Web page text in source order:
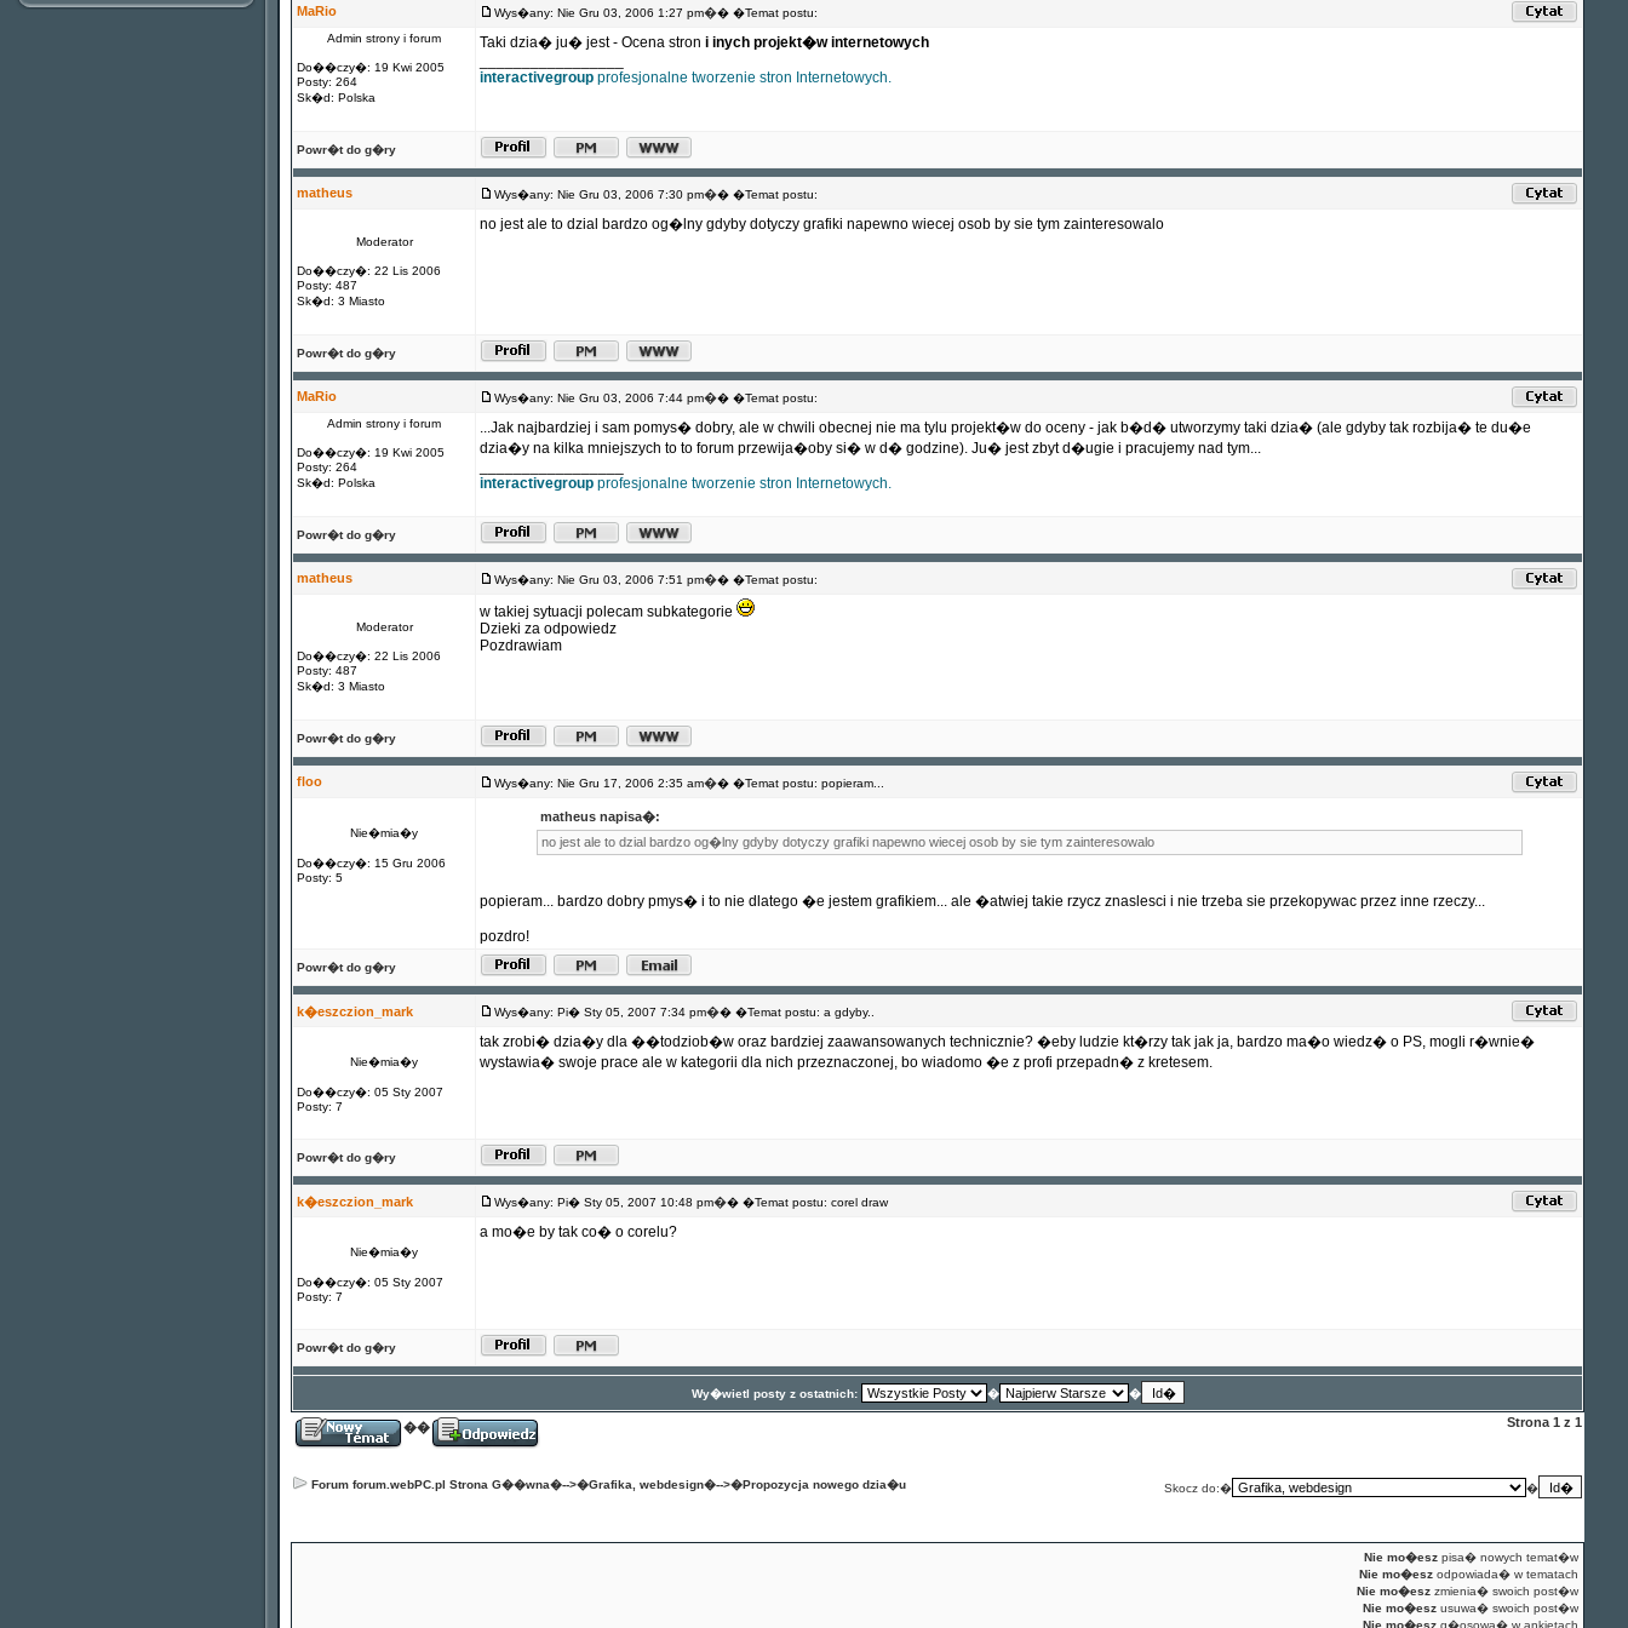
MaRio Wys�any: Nie Gru 03, 2006 1:27 pm�� �Temat postu:
Admin strony i forum
Do��czy�: 19 Kwi 2005
Posty: 264
Sk�d: Polska
Taki dzia� ju� jest - Ocena stron i inych projekt�w internetowych
interactivegroup profesjonalne tworzenie stron Internetowych.
Powr�t do g�ry
matheus Wys�any: Nie Gru 03, 2006 7:30 pm�� �Temat postu:
Moderator
Do��czy�: 22 Lis 2006
Posty: 487
Sk�d: 3 Miasto
no jest ale to dzial bardzo og�lny gdyby dotyczy grafiki napewno wiecej osob by sie tym zainteresowalo
Powr�t do g�ry
MaRio Wys�any: Nie Gru 03, 2006 7:44 pm�� �Temat postu:
Admin strony i forum
Do��czy�: 19 Kwi 2005
Posty: 264
Sk�d: Polska
...Jak najbardziej i sam pomys� dobry, ale w chwili obecnej nie ma tylu projekt�w do oceny - jak b�d� utworzymy taki dzia� (ale gdyby tak rozbija� te du�e
dzia�y na kilka mniejszych to to forum przewija�oby si� w d� godzine). Ju� jest zbyt d�ugie i pracujemy nad tym...
interactivegroup profesjonalne tworzenie stron Internetowych.
Powr�t do g�ry
matheus Wys�any: Nie Gru 03, 2006 7:51 pm�� �Temat postu:
Moderator
Do��czy�: 22 Lis 2006
Posty: 487
Sk�d: 3 Miasto
w takiej sytuacji polecam subkategorie
Dzieki za odpowiedz
Pozdrawiam
Powr�t do g�ry
floo Wys�any: Nie Gru 17, 2006 2:35 am�� �Temat postu: popieram...
Nie�mia�y
Do��czy�: 15 Gru 2006
Posty: 5
matheus napisa�:
no jest ale to dzial bardzo og�lny gdyby dotyczy grafiki napewno wiecej osob by sie tym zainteresowalo
popieram... bardzo dobry pmys� i to nie dlatego �e jestem grafikiem... ale �atwiej takie rzycz znaslesci i nie trzeba sie przekopywac przez inne rzeczy...
pozdro!
Powr�t do g�ry
k�eszczion_mark Wys�any: Pi� Sty 05, 2007 7:34 pm�� �Temat postu: a gdyby..
Nie�mia�y
Do��czy�: 05 Sty 2007
Posty: 7
tak zrobi� dzia�y dla ��todziob�w oraz bardziej zaawansowanych technicznie? �eby ludzie kt�rzy tak jak ja, bardzo ma�o wiedz� o PS, mogli r�wnie�
wystawia� swoje prace ale w kategorii dla nich przeznaczonej, bo wiadomo �e z profi przepadn� z kretesem.
Powr�t do g�ry
k�eszczion_mark Wys�any: Pi� Sty 05, 2007 10:48 pm�� �Temat postu: corel draw
Nie�mia�y
Do��czy�: 05 Sty 2007
Posty: 7
a mo�e by tak co� o corelu?
Powr�t do g�ry
Wy�wietl posty z ostatnich: � �
�� Strona 1 z 1
Forum forum.webPC.pl Strona G��wna�-->�Grafika, webdesign�-->�Propozycja nowego dzia�u Skocz do:� �
Nie mo�esz pisa� nowych temat�w
Nie mo�esz odpowiada� w tematach
Nie mo�esz zmienia� swoich post�w
Nie mo�esz usuwa� swoich post�w
Nie mo�esz g�osowa� w ankietach